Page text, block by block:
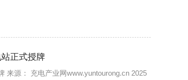
正式授牌
来源： 充电产业网www.yuntourong.cn 2025